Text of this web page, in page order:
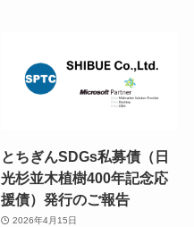
とちぎんSDGs私募債（日
光杉並木植樹400年記念応
援債）発行のご報告
2026年4月15日